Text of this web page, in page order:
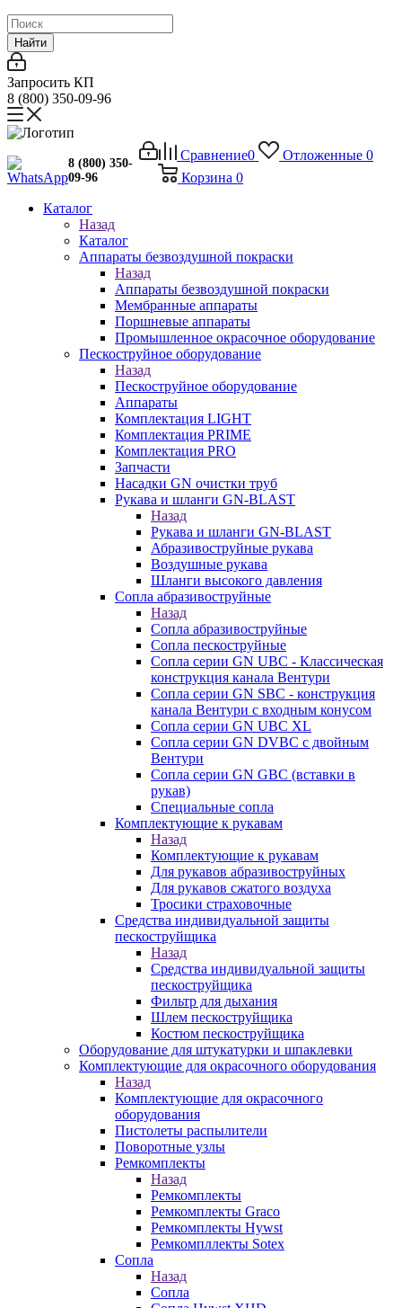
Найти
Запросить КП
8 (800) 350-09-96
Сравнение0 Отложенные 0
Корзина 0
8 (800) 350-
09-96
Каталог
Назад
Каталог
Аппараты безвоздушной покраски
Назад
Аппараты безвоздушной покраски
Мембранные аппараты
Поршневые аппараты
Промышленное окрасочное оборудование
Пескоструйное оборудование
Назад
Пескоструйное оборудование
Аппараты
Комплектация LIGHT
Комплектация PRIME
Комплектация PRO
Запчасти
Насадки GN очистки труб
Рукава и шланги GN-BLAST
Назад
Рукава и шланги GN-BLAST
Абразивоструйные рукава
Воздушные рукава
Шланги высокого давления
Сопла абразивоструйные
Назад
Сопла абразивоструйные
Сопла пескоструйные
Сопла серии GN UBC - Классическая
конструкция канала Вентури
Сопла серии GN SBC - конструкция
канала Вентури c входным конусом
Сопла серии GN UBC XL
Сопла серии GN DVBC с двойным
Вентури
Сопла серии GN GBC (вставки в
рукав)
Специальные сопла
Комплектующие к рукавам
Назад
Комплектующие к рукавам
Для рукавов абразивоструйных
Для рукавов сжатого воздуха
Тросики страховочные
Средства индивидуальной защиты
пескоструйщика
Назад
Средства индивидуальной защиты
пескоструйщика
Фильтр для дыхания
Шлем пескоструйщика
Костюм пескоструйщика
Оборудование для штукатурки и шпаклевки
Комплектующие для окрасочного оборудования
Назад
Комплектующие для окрасочного
оборудования
Пистолеты распылители
Поворотные узлы
Ремкомплекты
Назад
Ремкомплекты
Ремкомплекты Graco
Ремкомплекты Hywst
Ремкомпллекты Sotex
Сопла
Назад
Сопла